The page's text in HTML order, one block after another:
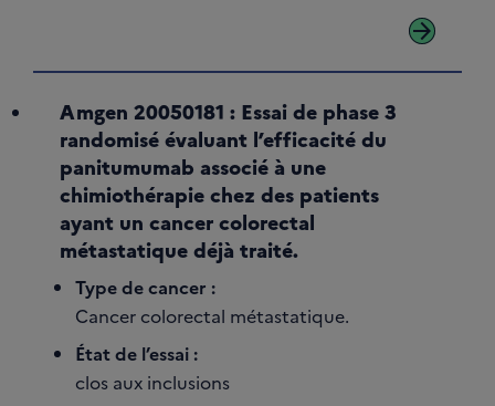
arrow_forward
Amgen 20050181 : Essai de phase 3
randomisé évaluant l’efficacité du
panitumumab associé à une
chimiothérapie chez des patients
ayant un cancer colorectal
métastatique déjà traité.
Type de cancer :
Cancer colorectal métastatique.
État de l’essai :
clos aux inclusions